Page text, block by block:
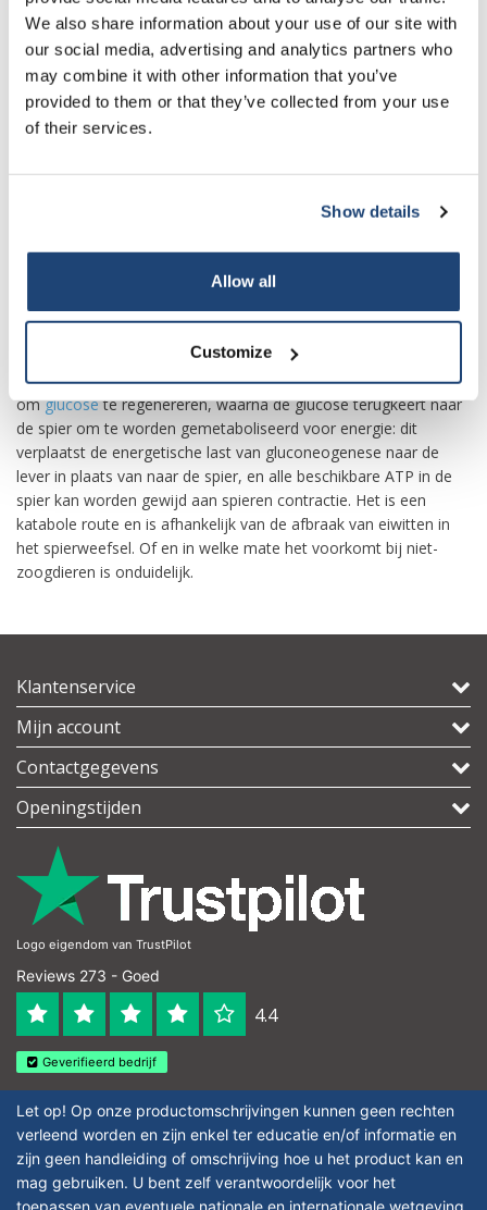
We also share information about your use of our site with
our social media, advertising and analytics partners who
may combine it with other information that you’ve
provided to them or that they’ve collected from your use
of their services.
Show details
Allow all
Customize
overzetten naar pyruvaat, een product van spierglycolyse, door
de werking van alanineaminotransferase, waarbij alanine en α-
ketoglutaraat worden gevormd. De alanine komt in de
bloedbaan terecht en wordt naar de lever getransporteerd. De
alanineaminotransferase-reactie vindt omgekeerd plaats in de
gluconeogenese, waarbij glucose wordt gevormd dat via het
lever komt in mitochondriën terecht en wordt door
te vormen dat via de nieren wordt uitgescheiden.
uit de spieren worden verwijderd en veilig naar de lever worden
getransporteerd. Eenmaal daar wordt pyruvaat gebruikt
om glucose te regenereren, waarna de glucose terugkeert naar
de spier om te worden gemetaboliseerd voor energie: dit
verplaatst de energetische last van gluconeogenese naar de
lever in plaats van naar de spier, en alle beschikbare ATP in de
spier kan worden gewijd aan spieren contractie. Het is een
katabole route en is afhankelijk van de afbraak van eiwitten in
het spierweefsel. Of en in welke mate het voorkomt bij niet-
zoogdieren is onduidelijk.
Klantenservice
Mijn account
Contactgegevens
Openingstijden
Logo eigendom van TrustPilot
Reviews 273 - Goed
4.4
Geverifieerd bedrijf
Let op! Op onze productomschrijvingen kunnen geen rechten
verleend worden en zijn enkel ter educatie en/of informatie en
zijn geen handleiding of omschrijving hoe u het product kan en
mag gebruiken. U bent zelf verantwoordelijk voor het
toepassen van eventuele nationale en internationale wetgeving